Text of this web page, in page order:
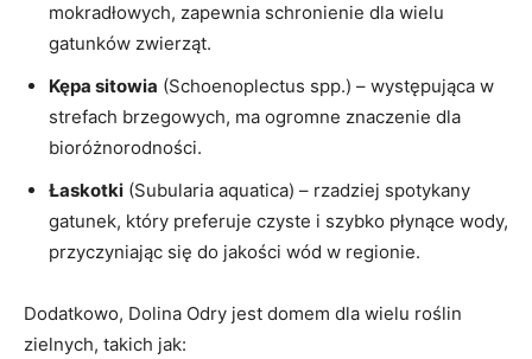
mokradłowych, ‍zapewnia⁤ schronienie​ dla wielu‍
gatunków zwierząt.
Kępa⁢ sitowia (Schoenoplectus⁣ spp.) – występująca w
strefach brzegowych, ma ogromne znaczenie dla
bioróżnorodności.
Łaskotki (Subularia aquatica) – ‌rzadziej spotykany
gatunek, ⁢który preferuje czyste i szybko płynące wody,
‍przyczyniając ⁣się do jakości⁣ wód⁢ w regionie.
Dodatkowo,​ Dolina ‌Odry jest domem ‌dla wielu​ roślin
zielnych, ‌takich jak: